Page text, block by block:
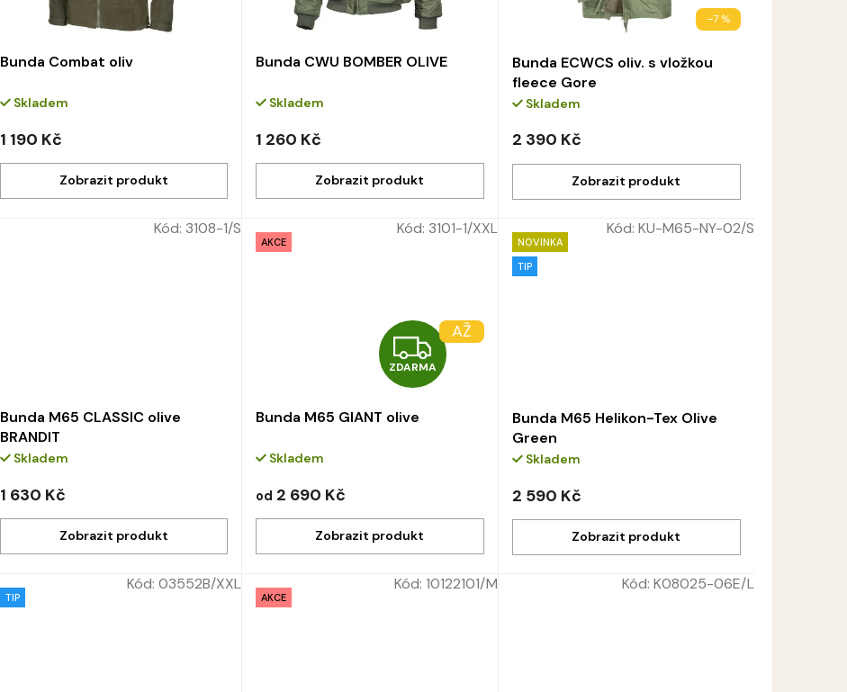
Bunda Combat oliv
Skladem
1 190 Kč
Bunda CWU BOMBER OLIVE
Skladem
1 260 Kč
–7 %
Bunda ECWCS oliv. s vložkou
fleece Gore
Skladem
2 390 Kč
Bunda M65 CLASSIC olive
BRANDIT
Skladem
1 630 Kč
Kód: 3108-1/S
AKCE
Z
D
A
ZDARMA
AŽ
Bunda M65 GIANT olive
Skladem
od 2 690 Kč
Kód: 3101-1/XXL
NOVINKA
TIP
Bunda M65 Helikon-Tex Olive
Green
Skladem
2 590 Kč
Kód: KU-M65-NY-02/S
TIP
Kód: 03552B/XXL
AKCE
Kód: 10122101/M Kód: K08025-06E/L